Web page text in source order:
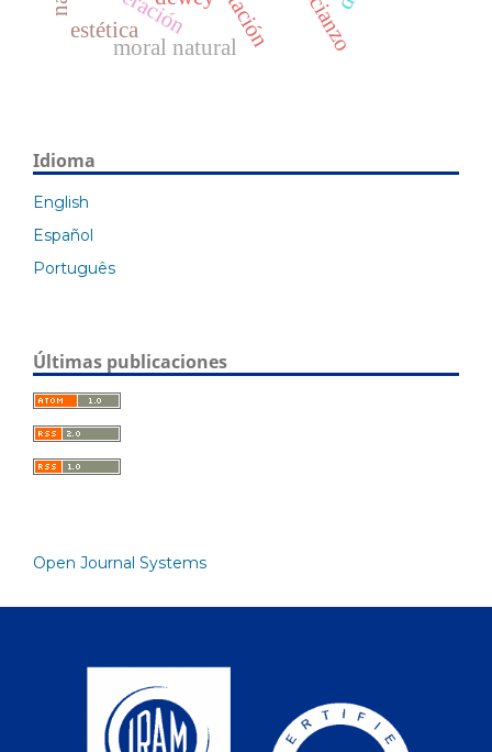
moral natural
estética
Idioma
English
Español
Português
Últimas publicaciones
Open Journal Systems